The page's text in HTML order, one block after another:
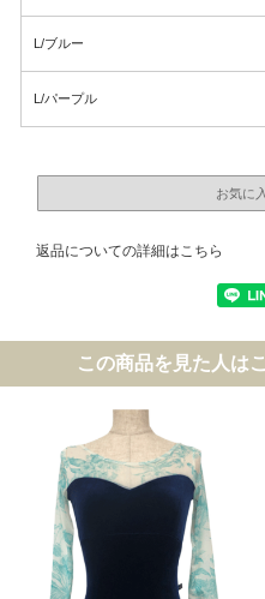
L/ブルー
L/パープル
返品についての詳細はこちら
この商品を見た人は